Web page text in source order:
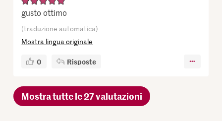
gusto ottimo
(traduzione automatica)
Mostra lingua originale
0 Risposte
Mostra tutte le 27 valutazioni